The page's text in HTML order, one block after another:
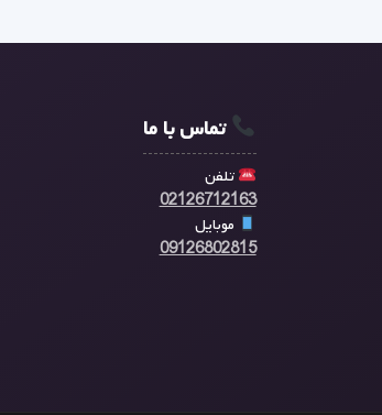
تماس با ما
تلفن
02126712163
موبایل
09126802815